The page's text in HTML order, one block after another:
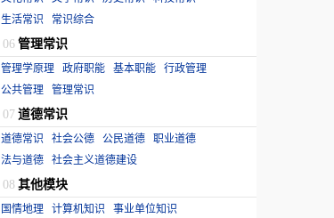
生活常识
常识综合
06 管理常识
管理学原理 政府职能 基本职能 行政管理
公共管理 管理常识
07 道德常识
道德常识 社会公德 公民道德 职业道德
法与道德 社会主义道德建设
08 其他模块
国情地理 计算机知识 事业单位知识